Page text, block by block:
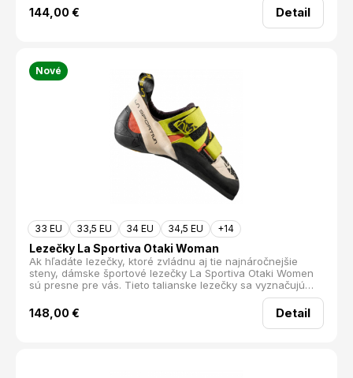
trasách.
144,00 € Detail
Nové
33 EU 33,5 EU 34 EU 34,5 EU +14
Lezečky La Sportiva Otaki Woman
Ak hľadáte lezečky, ktoré zvládnu aj tie najnáročnejšie
steny, dámske športové lezečky La Sportiva Otaki Women
sú presne pre vás. Tieto talianske lezečky sa vyznačujú
agresívne prehnutým fitom a celoplošnou medzipodrážkou,
čo zaručuje vynikajúcu podporu a precíznosť na ostrých
miniatúrnych stupoch.
148,00 € Detail